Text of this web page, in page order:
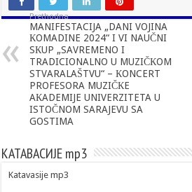
Prethodna
MANIFESTACIJA „DANI VOJINA
КOMADINE 2024“ I VI NAUČNI
SКUP „SAVREMENO I
TRADICIONALNO U MUZIČКOM
STVARALAŠTVU“ – КONCERT
PROFESORA MUZIČКE
AКADEMIJE UNIVERZITETA U
ISTOČNOM SARAJEVU SA
GOSTIMA
КАТАВАСИЈЕ mp3
Katavasije mp3